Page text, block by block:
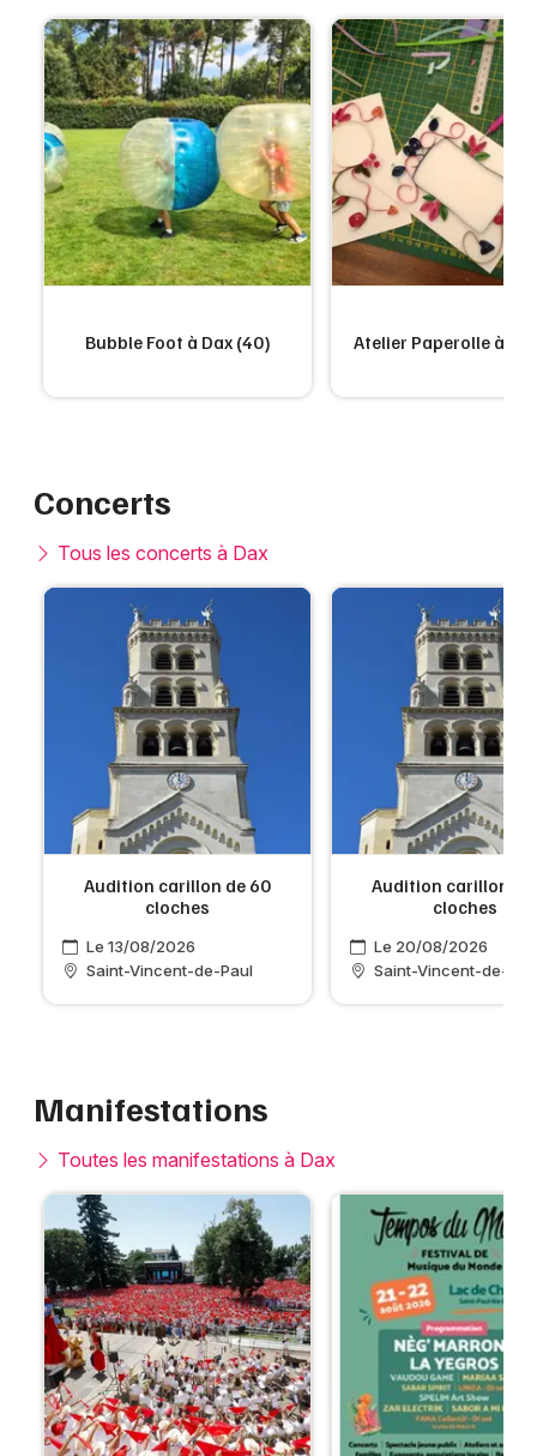
Bubble Foot à Dax (40) Atelier Paperolle à
Concerts
Tous les concerts à Dax
Audition carillon de 60
cloches
Le 13/08/2026
Saint-Vincent-de-Paul
Audition carillon de
cloches
Le 20/08/2026
Saint-Vincent-de-
Manifestations
Toutes les manifestations à Dax